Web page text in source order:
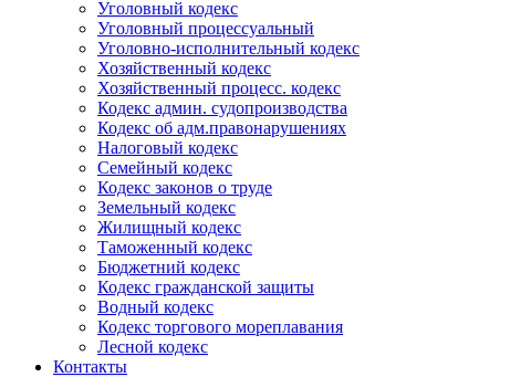
Уголовный кодекс
Уголовный процессуальный
Уголовно-исполнительный кодекс
Хозяйственный кодекс
Хозяйственный процесс. кодекс
Кодекс админ. судопроизводства
Кодекс об адм.правонарушениях
Налоговый кодекс
Семейный кодекс
Кодекс законов о труде
Земельный кодекс
Жилищный кодекс
Таможенный кодекс
Бюджетний кодекс
Кодекс гражданской защиты
Водный кодекс
Кодекс торгового мореплавания
Лесной кодекс
Контакты